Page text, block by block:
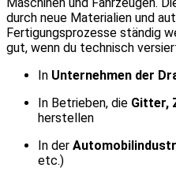
durch neue Materialien und
Fertigungsprozesse ständig
gut, wenn du technisch
In Unternehmen der
In Betrieben, die Gitter,
herstellen
In der
etc.)